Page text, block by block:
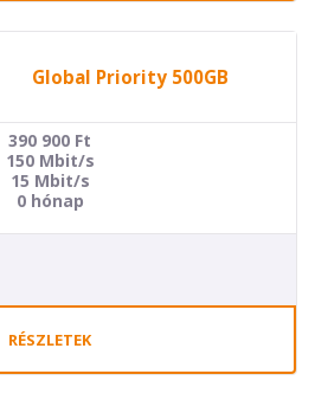
Global Priority 500GB
390 900 Ft
150 Mbit/s
15 Mbit/s
0 hónap
RÉSZLETEK